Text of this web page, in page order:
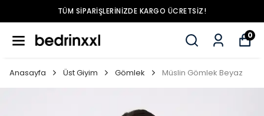
TÜM SIPARIŞLERINIZDE KARGO ÜCRETSIZ!
0
Anasayfa Üst Giyim Gömlek Müslin Gömlek Beyaz